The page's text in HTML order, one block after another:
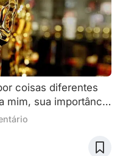
coisas diferentes
mim, sua importância
tradicional que
de prestígio, o